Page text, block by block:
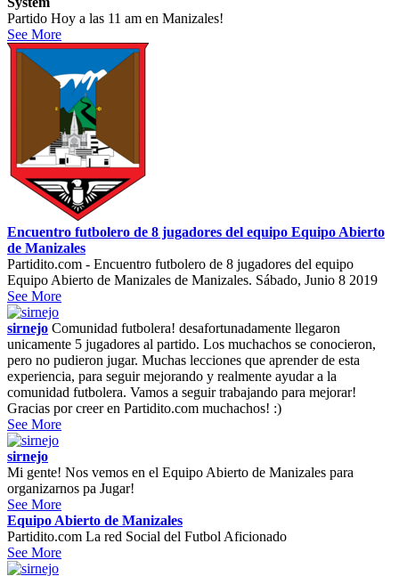
Partido Hoy a las 11 am en Manizales!
See More
Encuentro futbolero de 8 jugadores del equipo Equipo Abierto
de Manizales
Partidito.com - Encuentro futbolero de 8 jugadores del equipo
Equipo Abierto de Manizales de Manizales. Sábado, Junio 8 2019
See More
sirnejo Comunidad futbolera! desafortunadamente llegaron
unicamente 5 jugadores al partido. Los muchachos se conocieron,
pero no pudieron jugar. Muchas lecciones que aprender de esta
experiencia, para seguir mejorando y realmente ayudar a la
comunidad futbolera. Vamos a seguir trabajando para mejorar!
Gracias por creer en Partidito.com muchachos! :)
See More
sirnejo
Mi gente! Nos vemos en el Equipo Abierto de Manizales para
organizarnos pa Jugar!
See More
Equipo Abierto de Manizales
Partidito.com La red Social del Futbol Aficionado
See More